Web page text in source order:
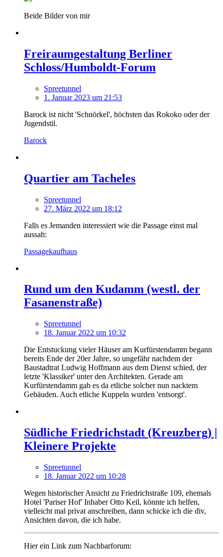
Beide Bilder von mir
Freiraumgestaltung Berliner
Schloss/Humboldt-Forum
Spreetunnel
1. Januar 2023 um 21:53
Barock ist nicht 'Schnörkel', höchsten das Rokoko oder der
Jugendstil.
Barock
Quartier am Tacheles
Spreetunnel
27. März 2022 um 18:12
Falls es Jemanden interessiert wie die Passage einst mal
aussah:
Passagekaufhaus
Rund um den Kudamm (westl. der
Fasanenstraße)
Spreetunnel
18. Januar 2022 um 10:32
Die Entstuckung vieler Häuser am Kurfürstendamm begann
bereits Ende der 20er Jahre, so ungefähr nachdem der
Baustadtrat Ludwig Hoffmann aus dem Dienst schied, der
letzte 'Klassiker' unter den Architekten. Gerade am
Kurfürstendamm gab es da etliche solcher nun nacktem
Gebäuden. Auch etliche Kuppeln wurden 'entsorgt'.
Südliche Friedrichstadt (Kreuzberg) |
Kleinere Projekte
Spreetunnel
18. Januar 2022 um 10:28
Wegen historischer Ansicht zu Friedrichstraße 109, ehemals
Hotel 'Pariser Hof' Inhaber Otto Keil, könnte ich helfen,
vielleicht mal privat anschreiben, dann schicke ich die div,
Ansichten davon, die ich habe.
Hier ein Link zum Nachbarforum: